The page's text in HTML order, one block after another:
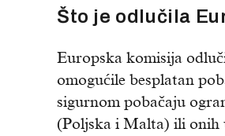
Što je odlučila
Europska komisija
omogućile besplatan
sigurnom pobačaju
(Poljska i Malta) ili onih